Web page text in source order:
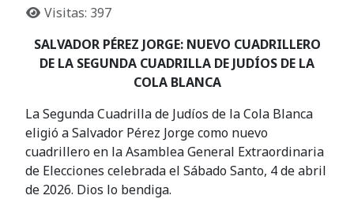
Visitas: 397
SALVADOR PÉREZ JORGE: NUEVO CUADRILLERO
DE LA SEGUNDA CUADRILLA DE JUDÍOS DE LA
COLA BLANCA
La Segunda Cuadrilla de Judíos de la Cola Blanca
eligió a Salvador Pérez Jorge como nuevo
cuadrillero en la Asamblea General Extraordinaria
de Elecciones celebrada el Sábado Santo, 4 de abril
de 2026. Dios lo bendiga.